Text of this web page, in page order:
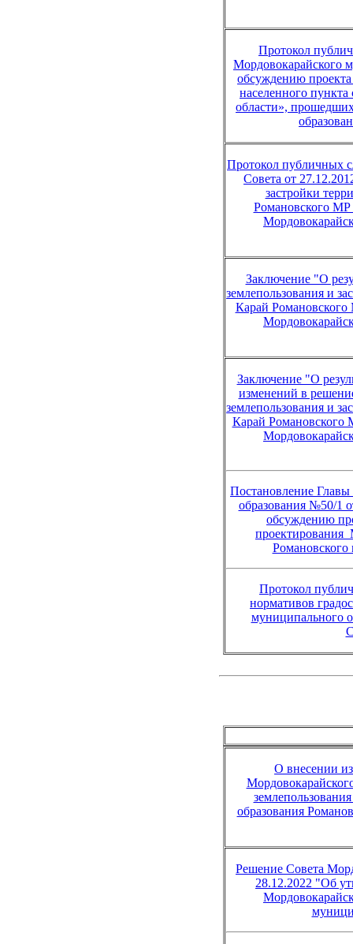
Протокол
Мордовокарайского
обсуждению проекта
населенного
области»,
Протокол публичных
Совета от
застройки
Романовского МР
Заключение "О
землепользования и
Карай
Заключение "О
изменений в
землепользования и
Карай Романовского
Постановление
образования №50/1
обсуждению
проектирования
Романовского
Протокол
нормативов
муниципального
О внесении
образования
Решение Совета
28.12.2022 "Об